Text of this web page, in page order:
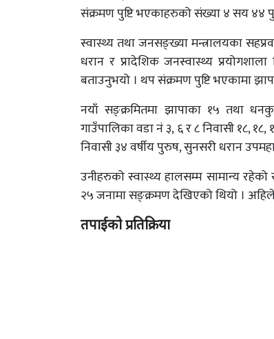
संक्रमण पुष्टि भएकाहरुको संख्या ४ सय ४४
स्वास्थ्य तथा जनसङ्ख्या मन्त्रालयका
धरान र प्रादेशिक जनस्वास्थ्य
बताउनुभयो । थप संक्रमण पुष्टि भएकामा
नयाँ सङ्क्रमितमा झापाका १५ तथा
गाउँपालिका वडा नं ३, ६ र ८ निवासी १८,
निवासी ३४ वर्षीय पुरुष, सुनसरी धरान
उनीहरुको स्वास्थ्य हालसम्म सामान्य
२५ जनामा सङ्क्रमण देखिएको थियो ।
तपाईको प्रतिक्रिया